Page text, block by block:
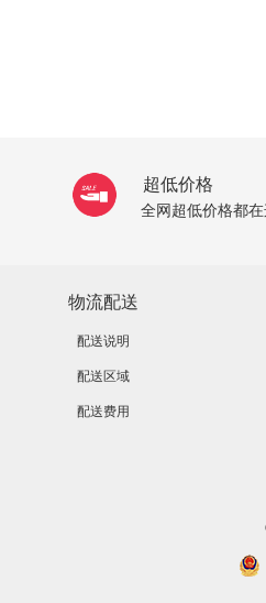
超低价格
全网超低价格都
物流配送
配送说明
配送区域
配送费用